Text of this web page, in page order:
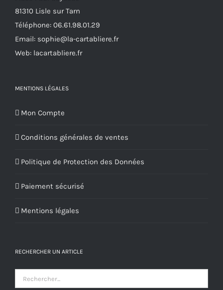
81310 Lisle sur Tarn
Téléphone: 06.61.98.01.29
Email: sophie@la-cartabliere.fr
Web: lacartabliere.fr
MENTIONS LÉGALES
Mon Compte
Conditions générales de ventes
Politique de Protection des Données
Paiement sécurisé
Mentions légales
RECHERCHER UN ARTICLE